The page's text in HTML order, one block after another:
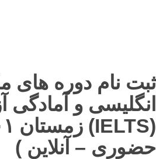
ثبت نام دوره های
انگلیسی و آمادگی
حضوری – آنلاین )